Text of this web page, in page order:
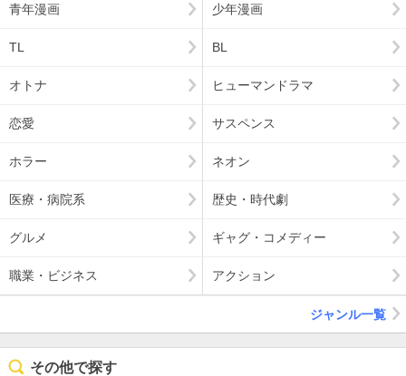
青年漫画 少年漫画
TL BL
オトナ ヒューマンドラマ
恋愛 サスペンス
ホラー ネオン
医療・病院系 歴史・時代劇
グルメ ギャグ・コメディー
職業・ビジネス アクション
ジャンル一覧
その他で探す